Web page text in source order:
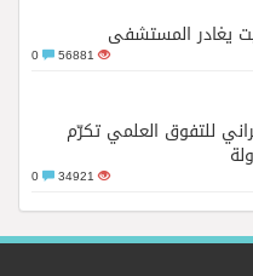
يغادر المستشفى
56881
للتفوق العلمي تكرّم
34921